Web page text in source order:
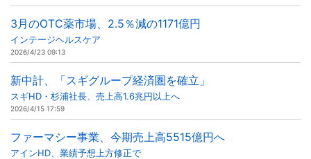
3月のOTC薬市場、2.5％減の1171億円
インテージヘルスケア
2026/4/23 09:13
新中計、「スギグループ経済圏を確立」
スギHD・杉浦社長、売上高1.6兆円以上へ
2026/4/15 17:59
ファーマシー事業、今期売上高5515億円へ
アインHD、業績予想上方修正で